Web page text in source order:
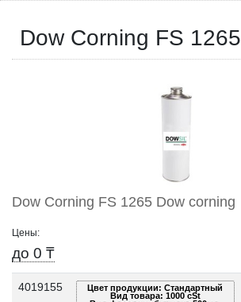
Dow Corning FS 1265
Dow Corning FS 1265 Dow corning
Цены:
до 0 ₸
4019155
Цвет продукции: Стандартный
Вид товара: 1000 cSt